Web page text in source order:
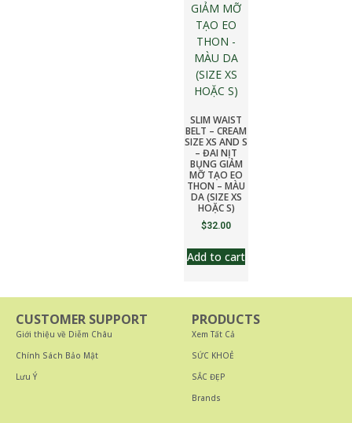
SLIM WAIST
BELT – CREAM
SIZE XS AND S
– ĐAI NỊT
BỤNG GIẢM
MỠ TẠO EO
THON – MÀU
DA (SIZE XS
HOẶC S)
$32.00
Add to cart
CUSTOMER SUPPORT
Giới thiệu về Diễm Châu
Chính Sách Bảo Mật
Lưu Ý
PRODUCTS
Xem Tất Cả
SỨC KHOẺ
SẮC ĐẸP
Brands